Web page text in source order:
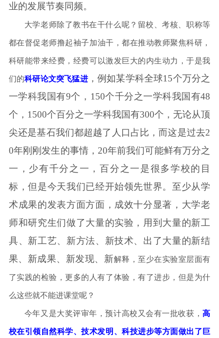
业的发展节奏同频。
大学老师除了教书在干什么呢？ 留校、考核、职称等
都在督促老师撸起袖子加油干，都在推动教师聚焦科研，
科研能带来经费，经费可以激发巨大的内生动力，于是我
们的科研论文突飞猛进，例如某学科全球15个万分之
一学科我国有9个， 150个千分之一学科我国有48
个， 1500个百分之一学科我国有300个，无论从顶
尖还是基石我们都超越了人口占比，而这是过去2
0年刚刚发生的事情， 20年前我们可能鲜有万分之
一，少有千分之一，百分之一是很多学校的目
标，但是今天我们已经开始领先世界。至少从学
术成果的发表方面方面，成效十分显著，大学老
师和研究生们做了大量的实验，用到大量的新工
具、新工艺、新方法、新技术、出了大量的新结
果、新成果、新发现、新解释 ，至少在实验室层面有
了实践的检验，更多的人有了体验，有了进步，但是为什
么这些就不能进课堂呢？
今年又是大奖评审年，预计高校又会有一批收获，高
校在引领自然科学、技术发明、科技进步等方面做出了巨